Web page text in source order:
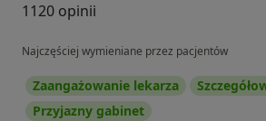
1120 opinii
Najczęściej wymieniane przez pacjentów
Zaangażowanie lekarza
Przyjazny gabinet